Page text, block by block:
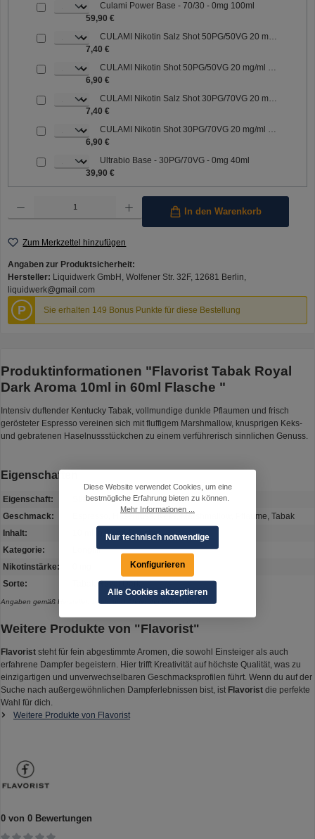
Culami Power Base - 70/30 - 0mg 100ml
59,90 €
CULAMI Nikotin Salz Shot 50PG/50VG 20 mg/ml Sorte: 50PG/50VG
7,40 €
CULAMI Nikotin Shot 50PG/50VG 20 mg/ml Sorte: 50PG/50VG
6,90 €
CULAMI Nikotin Salz Shot 30PG/70VG 20 mg/ml Sorte: 30PG/70VG
7,40 €
CULAMI Nikotin Shot 30PG/70VG 20 mg/ml Sorte: 30PG/70VG
6,90 €
Ultrabio Base - 30PG/70VG - 0mg 40ml
39,90 €
Produkt Anzahl: Gib den gewünschten Wert ein oder benutze die Schaltflächen um die
In den Warenkorb
Zum Merkzettel hinzufügen
Angaben zur Produktsicherheit:
Hersteller: Liquidwerk GmbH, Wolfener Str. 32F, 12681 Berlin,
liquidwerk@gmail.com
P Sie erhalten 149 Bonus Punkte für diese Bestellung
Produktinformationen "Flavorist Tabak Royal
Dark Aroma 10ml in 60ml Flasche "
Intensiv duftender Kentucky Tabak, vollmundige dunkle Pflaumen und frisch
gerösteter Espresso vereinen sich mit fluffigem Marshmallow, knusprigen Keks-
und gebratenen Haselnussstückchen zu einem verführerisch sinnlichen Genuss.
Eigenschaften
Eigenschaft:
Süßes
Geschmack:
Espresso, Haselnuss, Keks, Marshmallow, Pflaume, Tabak
Inhalt:
10 ml in 60 ml Flasche
Kategorie:
Longfill
Nikotinstärke:
Sorte:
Tabak Royal Dark
Angaben gemäß Hersteller. Irrtum und Änderung vorbehalten.
Weitere Produkte von "Flavorist"
Flavorist steht für fein abgestimmte Aromen, die sowohl Einsteiger als auch
erfahrene Dampfer begeistern. Hier trifft Kreativität auf höchste Qualität, was zu
einzigartigen und unverwechselbaren Geschmacksprofilen führt. Wenn du auf der
Suche nach außergewöhnlichen Dampferlebnissen bist, ist Flavorist die perfekte
Wahl für dich.
Weitere Produkte von Flavorist
0 von 0 Bewertungen
Diese Website verwendet Cookies, um eine
bestmögliche Erfahrung bieten zu können.
Mehr Informationen ...
Nur technisch notwendige
Konfigurieren
Alle Cookies akzeptieren